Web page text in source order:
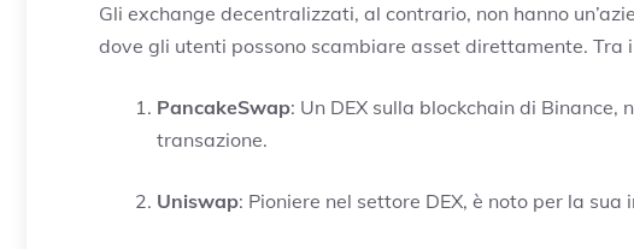
Gli exchange decentralizzati, al contrario, non hanno
dove gli utenti possono scambiare asset direttamente. Tra
PancakeSwap: Un DEX sulla blockchain di Binance,
transazione.
Uniswap: Pioniere nel settore DEX, è noto per la